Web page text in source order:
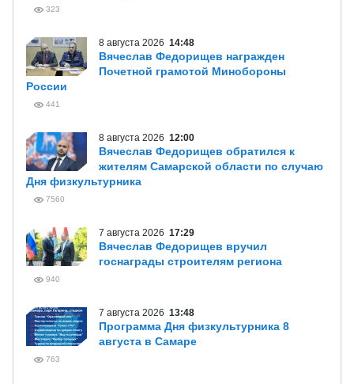
323
8 августа 2026 14:48
Вячеслав Федорищев награжден
Почетной грамотой Минобороны
России
441
8 августа 2026 12:00
Вячеслав Федорищев обратился к
жителям Самарской области по случаю
Дня физкультурника
7560
7 августа 2026 17:29
Вячеслав Федорищев вручил
госнаграды строителям региона
940
7 августа 2026 13:48
Программа Дня физкультурника 8
августа в Самаре
763